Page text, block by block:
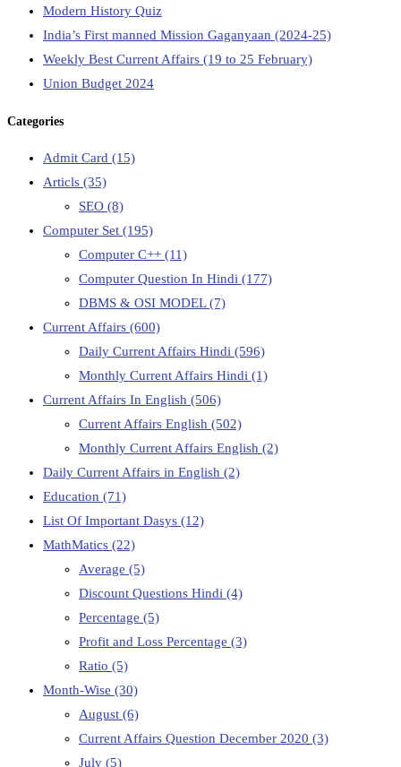
Modern History Quiz
India’s First manned Mission Gaganyaan (2024-25)
Weekly Best Current Affairs (19 to 25 February)
Union Budget 2024
Categories
Admit Card (15)
Articls (35)
SEO (8)
Computer Set (195)
Computer C++ (11)
Computer Question In Hindi (177)
DBMS & OSI MODEL(7)
Current Affairs (600)
Daily Current Affairs Hindi (596)
Monthly Current Affairs Hindi (1)
Current Affairs In English (506)
Current Affairs English (502)
Monthly Current Affairs English (2)
Daily Current Affairs in English (2)
Education (71)
List Of Important Dasys (12)
MathMatics (22)
Average (5)
Discount Questions Hindi (4)
Percentage (5)
Profit and Loss Percentage (3)
Ratio (5)
Month-Wise (30)
August (6)
Current Affairs Question December 2020 (3)
July (5)